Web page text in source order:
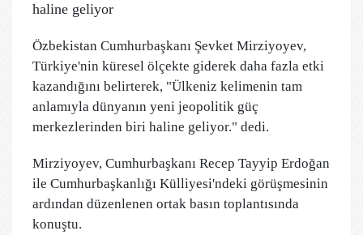
haline geliyor
Özbekistan Cumhurbaşkanı Şevket Mirziyoyev,
Türkiye'nin küresel ölçekte giderek daha fazla etki
kazandığını belirterek, "Ülkeniz kelimenin tam
anlamıyla dünyanın yeni jeopolitik güç
merkezlerinden biri haline geliyor." dedi.
Mirziyoyev, Cumhurbaşkanı Recep Tayyip Erdoğan
ile Cumhurbaşkanlığı Külliyesi'ndeki görüşmesinin
ardından düzenlenen ortak basın toplantısında
konuştu.